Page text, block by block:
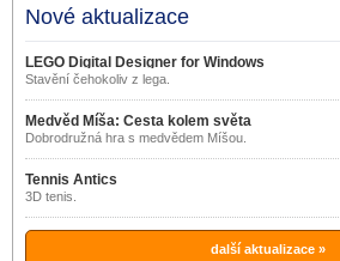
Nové aktualizace
LEGO Digital Designer for Windows
4.3.8.0
Stavění čehokoliv z lega.
Medvěd Míša: Cesta kolem světa
Dobrodružná hra s medvědem Míšou.
Tennis Antics
3D tenis.
další aktualizace »